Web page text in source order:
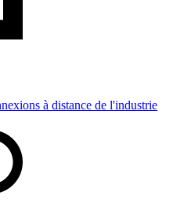
à distance de l'industrie